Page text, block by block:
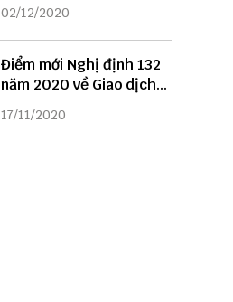
02/12/2020
Điểm mới Nghị định 132
năm 2020 về Giao dịch
liên kết
17/11/2020